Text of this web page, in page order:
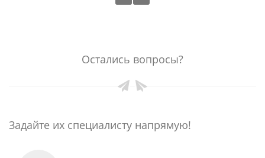
Остались вопросы?
Задайте их специалисту напрямую!